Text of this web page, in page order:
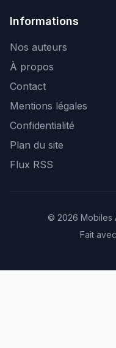
Informations
Nos auteurs
À propos
Contact
Mentions légales
Confidentialité
Plan du site
Flux RSS
© 2026 Mobiles
Fait